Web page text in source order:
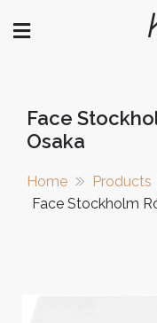
Face
Osaka
Home
Products
Face Stockholm